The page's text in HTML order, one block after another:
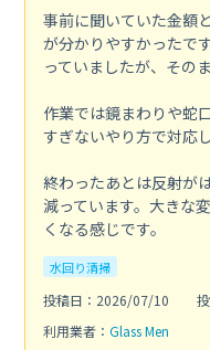
事前に聞いていた金額
が分かりやすかったで
っていましたが、その
作業では鏡まわりや蛇
すぎないやり方で対応
終わったあとは反射が
減っています。大きな
くなる感じです。
水回り清掃
投稿日：2026/07/10
利用業者： Glass Men